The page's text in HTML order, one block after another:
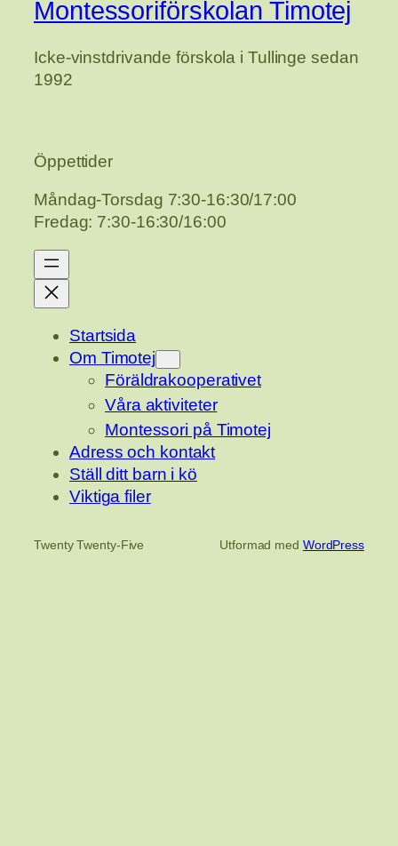
Montessoriförskolan Timotej
Icke-vinstdrivande förskola i Tullinge sedan
1992
Öppettider
Måndag-Torsdag 7:30-16:30/17:00
Fredag: 7:30-16:30/16:00
Startsida
Om Timotej
Föräldrakooperativet
Våra aktiviteter
Montessori på Timotej
Adress och kontakt
Ställ ditt barn i kö
Viktiga filer
Twenty Twenty-Five Utformad med WordPress